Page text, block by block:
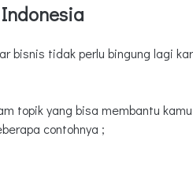
bisnis tidak perlu bingung lagi
topik yang bisa membantu
contohnya ;